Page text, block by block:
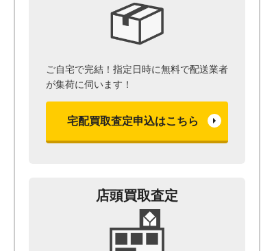
ご自宅で完結！指定日時に無料で配送業者
が集荷に伺います！
宅配買取査定申込はこちら
店頭買取査定